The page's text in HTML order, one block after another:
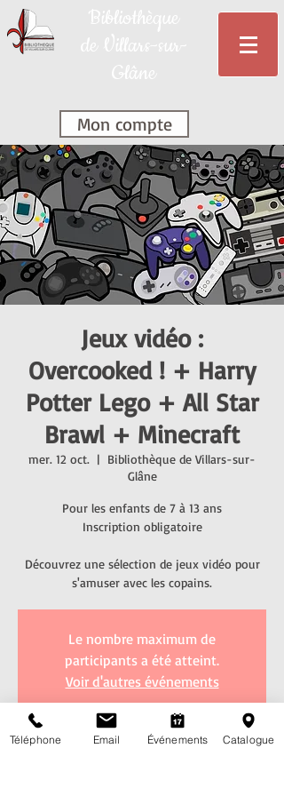
Mon compte
Jeux vidéo :
Overcooked ! + Harry
Potter Lego + All Star
Brawl + Minecraft
mer. 12 oct.
  |
Bibliothèque de Villars-sur-
Glâne
Pour les enfants de 7 à 13 ans
Inscription obligatoire
Découvrez une sélection de jeux vidéo pour
s'amuser avec les copains.
Le nombre maximum de
participants a été atteint.
Voir d'autres événements
Téléphone Email Événements Catalogue